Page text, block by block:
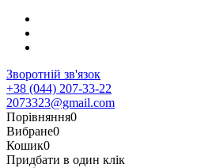
Зворотній зв'язок
+38 (044) 207-33-22
2073323@gmail.com
Порівняння0
Вибране0
Кошик0
Придбати в один клік